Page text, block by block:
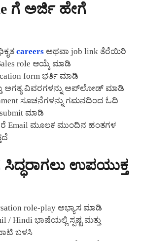
ಗೆ ಅರ್ಜಿ ಹೇಗೆ
careers ಅಥವಾ job link ತೆರೆಯಿರಿ
role ಆಯ್ಕೆ ಮಾಡಿ
form ಭರ್ತಿ ಮಾಡಿ
ಅಗತ್ಯ ವಿವರಗಳನ್ನು ಅಪ್‌ಲೋಡ್ ಮಾಡಿ
ಸೂಚನೆಗಳನ್ನು ಗಮನದಿಂದ ಓದಿ
ಮಾಡಿ
Email ಮೂಲಕ ಮುಂದಿನ ಹಂತಗಳ
ಉಪಯುಕ್ತ
role-play ಅಭ್ಯಾಸ ಮಾಡಿ
/ Hindi ಭಾಷೆಯಲ್ಲಿ ಸ್ಪಷ್ಟ ಮತ್ತು
ಬಳಸಿ